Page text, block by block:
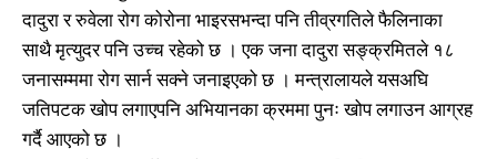
दादुरा र रुवेला रोग कोरोना भाइरसभन्दा पनि तीव्रगतिले फैलिनाका
साथै मृत्युदर पनि उच्च रहेको छ । एक जना दादुरा सङ्क्रमितले १८
जनासम्ममा रोग सार्न सक्ने जनाइएको छ । मन्त्रालायले यसअघि
जतिपटक खोप लगाएपनि अभियानका क्रममा पुनः खोप लगाउन आग्रह
गर्दै आएको छ ।